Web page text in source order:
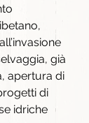
già
apertura di
di
idriche